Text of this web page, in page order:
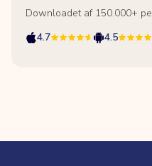
Downloadet af 150.000+
4.7
4.5